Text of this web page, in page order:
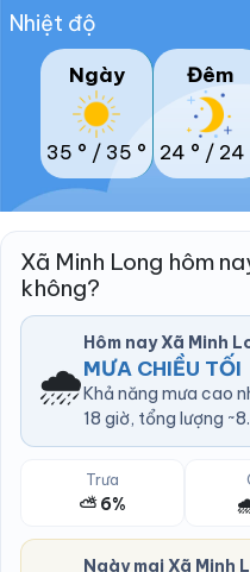
Nhiệt độ
Ngày
35 ° / 35 °
Đêm
24 ° / 24
Xã Minh Long hôm
không?
🌧️
Hôm nay Xã Minh
MƯA CHIỀU TỐI
Khả năng mưa cao
18 giờ, tổng lượng
Trưa
⛅ 6%
Ngày mai Xã Minh